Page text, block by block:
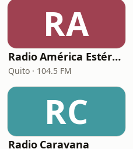
RA
Radio América Estéreo
Quito · 104.5 FM
RC
Radio Caravana